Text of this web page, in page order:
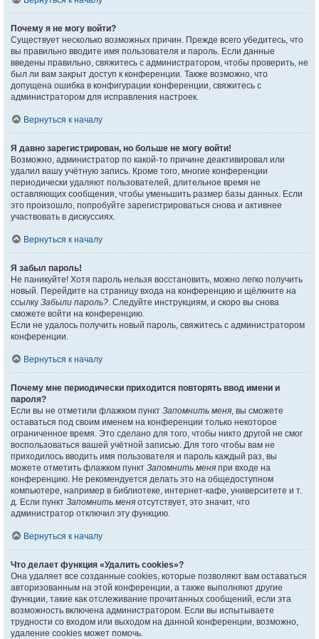
Почему я не могу войти?
Существует несколько возможных причин. Прежде всего убедитесь, что
вы правильно вводите имя пользователя и пароль. Если данные
введены правильно, свяжитесь с администратором, чтобы проверить, не
был ли вам закрыт доступ к конференции. Также возможно, что
допущена ошибка в конфигурации конференции, свяжитесь с
администратором для исправления настроек.
Вернуться к началу
Я давно зарегистрирован, но больше не могу войти!
Возможно, администратор по какой-то причине деактивировал или
удалил вашу учётную запись. Кроме того, многие конференции
периодически удаляют пользователей, длительное время не
оставляющих сообщения, чтобы уменьшить размер базы данных. Если
это произошло, попробуйте зарегистрироваться снова и активнее
участвовать в дискуссиях.
Вернуться к началу
Я забыл пароль!
Не паникуйте! Хотя пароль нельзя восстановить, можно легко получить
новый. Перейдите на страницу входа на конференцию и щёлкните на
ссылку Забыли пароль?. Следуйте инструкциям, и скоро вы снова
сможете войти на конференцию.
Если не удалось получить новый пароль, свяжитесь с администратором
конференции.
Вернуться к началу
Почему мне периодически приходится повторять ввод имени и
пароля?
Если вы не отметили флажком пункт Запомнить меня, вы сможете
оставаться под своим именем на конференции только некоторое
ограниченное время. Это сделано для того, чтобы никто другой не смог
воспользоваться вашей учётной записью. Для того чтобы вам не
приходилось вводить имя пользователя и пароль каждый раз, вы
можете отметить флажком пункт Запомнить меня при входе на
конференцию. Не рекомендуется делать это на общедоступном
компьютере, например в библиотеке, интернет-кафе, университете и т.
д. Если пункт Запомнить меня отсутствует, это значит, что
администратор отключил эту функцию.
Вернуться к началу
Что делает функция «Удалить cookies»?
Она удаляет все созданные cookies, которые позволяют вам оставаться
авторизованным на этой конференции, а также выполняют другие
функции, такие как отслеживание прочитанных сообщений, если эта
возможность включена администратором. Если вы испытываете
трудности со входом или выходом на данной конференции, возможно,
удаление cookies может помочь.